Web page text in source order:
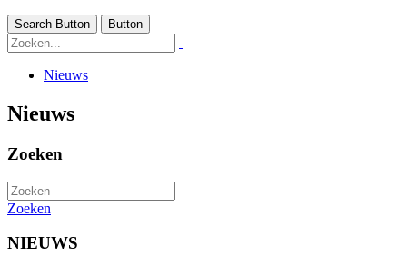
Search Button Button
Nieuws
Nieuws
Zoeken
Zoeken
NIEUWS